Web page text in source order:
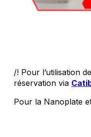
/! Pour l’utilisation
réservation via
Pour la Nanoplate